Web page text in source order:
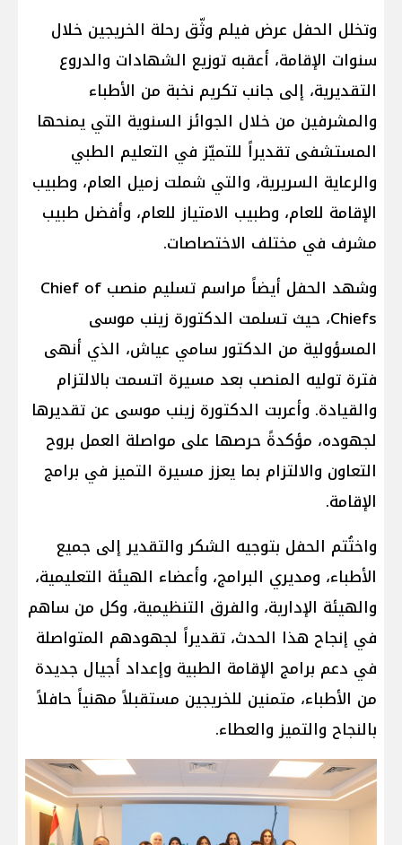
وتخلل الحفل عرض فيلم وثّق رحلة الخريجين خلال
سنوات الإقامة، أعقبه توزيع الشهادات والدروع
التقديرية، إلى جانب تكريم نخبة من الأطباء
والمشرفين من خلال الجوائز السنوية التي يمنحها
المستشفى تقديراً للتميّز في التعليم الطبي
والرعاية السريرية، والتي شملت زميل العام، وطبيب
الإقامة للعام، وطبيب الامتياز للعام، وأفضل طبيب
مشرف في مختلف الاختصاصات.
وشهد الحفل أيضاً مراسم تسليم منصب Chief of
Chiefs، حيث تسلمت الدكتورة زينب موسى
المسؤولية من الدكتور سامي عياش، الذي أنهى
فترة توليه المنصب بعد مسيرة اتسمت بالالتزام
والقيادة. وأعربت الدكتورة زينب موسى عن تقديرها
لجهوده، مؤكدةً حرصها على مواصلة العمل بروح
التعاون والالتزام بما يعزز مسيرة التميز في برامج
الإقامة.
واختُتم الحفل بتوجيه الشكر والتقدير إلى جميع
الأطباء، ومديري البرامج، وأعضاء الهيئة التعليمية،
والهيئة الإدارية، والفرق التنظيمية، وكل من ساهم
في إنجاح هذا الحدث، تقديراً لجهودهم المتواصلة
في دعم برامج الإقامة الطبية وإعداد أجيال جديدة
من الأطباء، متمنين للخريجين مستقبلاً مهنياً حافلاً
بالنجاح والتميز والعطاء.